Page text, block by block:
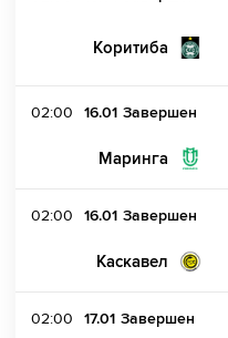
Коритиба
02:00 16.01 Завершен
Маринга
02:00 16.01 Завершен
Каскавел
02:00 17.01 Завершен